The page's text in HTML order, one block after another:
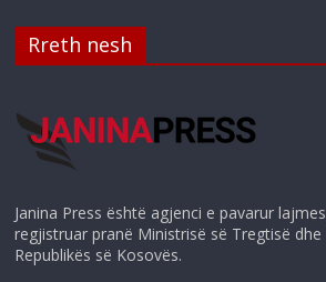
Rreth nesh
Janina Press është agjenci e pavarur
regjistruar pranë Ministrisë së Tregtisë dhe
Republikës së Kosovës.